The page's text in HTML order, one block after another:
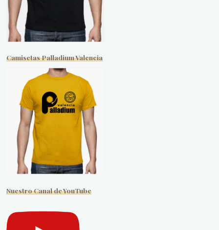
Camisetas Palladium Valencia
Nuestro Canal de YouTube